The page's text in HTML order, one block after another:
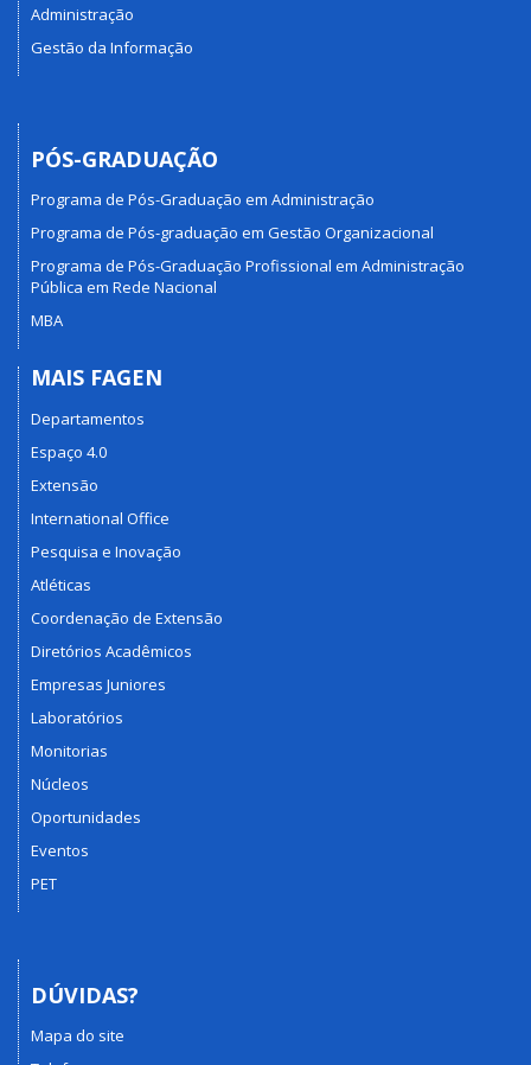
Administração
Gestão da Informação
PÓS-GRADUAÇÃO
Programa de Pós-Graduação em Administração
Programa de Pós-graduação em Gestão Organizacional
Programa de Pós-Graduação Profissional em Administração
Pública em Rede Nacional
MBA
MAIS FAGEN
Departamentos
Espaço 4.0
Extensão
International Office
Pesquisa e Inovação
Atléticas
Coordenação de Extensão
Diretórios Acadêmicos
Empresas Juniores
Laboratórios
Monitorias
Núcleos
Oportunidades
Eventos
PET
DÚVIDAS?
Mapa do site